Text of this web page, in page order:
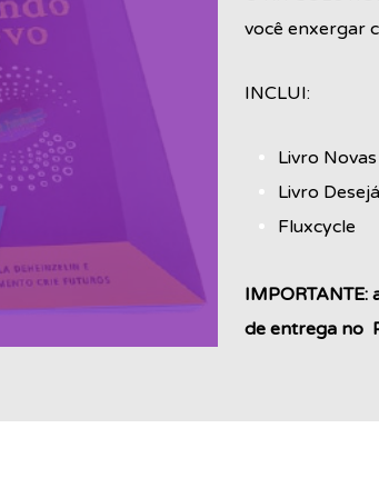
você enxergar
INCLUI:
Livro
Livro
Fluxcycle
de entrega no